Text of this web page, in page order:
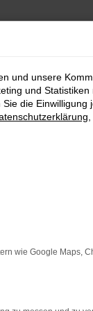
Seite in einem
und unsere
und Statistiken
die Einwilligung
wie Google Maps,